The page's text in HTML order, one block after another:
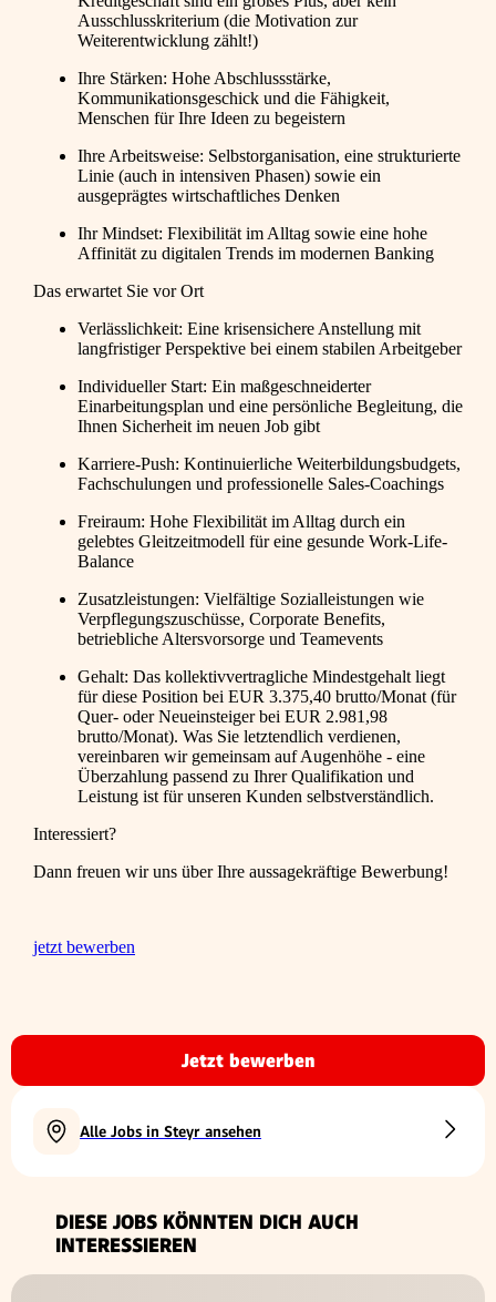
Ausschlusskriterium (die Motivation zur
Weiterentwicklung zählt!)
Ihre Stärken: Hohe Abschlussstärke,
Kommunikationsgeschick und die Fähigkeit,
Menschen für Ihre Ideen zu begeistern
Ihre Arbeitsweise: Selbstorganisation, eine strukturierte
Linie (auch in intensiven Phasen) sowie ein
ausgeprägtes wirtschaftliches Denken
Ihr Mindset: Flexibilität im Alltag sowie eine hohe
Affinität zu digitalen Trends im modernen Banking
Das erwartet Sie vor Ort
Verlässlichkeit: Eine krisensichere Anstellung mit
langfristiger Perspektive bei einem stabilen Arbeitgeber
Individueller Start: Ein maßgeschneiderter
Einarbeitungsplan und eine persönliche Begleitung, die
Ihnen Sicherheit im neuen Job gibt
Karriere-Push: Kontinuierliche Weiterbildungsbudgets,
Fachschulungen und professionelle Sales-Coachings
Freiraum: Hohe Flexibilität im Alltag durch ein
gelebtes Gleitzeitmodell für eine gesunde Work-Life-
Balance
Zusatzleistungen: Vielfältige Sozialleistungen wie
Verpflegungszuschüsse, Corporate Benefits,
betriebliche Altersvorsorge und Teamevents
Gehalt: Das kollektivvertragliche Mindestgehalt liegt
für diese Position bei EUR 3.375,40 brutto/Monat (für
Quer- oder Neueinsteiger bei EUR 2.981,98
brutto/Monat). Was Sie letztendlich verdienen,
vereinbaren wir gemeinsam auf Augenhöhe - eine
Überzahlung passend zu Ihrer Qualifikation und
Leistung ist für unseren Kunden selbstverständlich.
Interessiert?
Dann freuen wir uns über Ihre aussagekräftige Bewerbung!
jetzt bewerben
Jetzt bewerben
Alle Jobs in Steyr ansehen
DIESE JOBS KÖNNTEN DICH AUCH
INTERESSIEREN